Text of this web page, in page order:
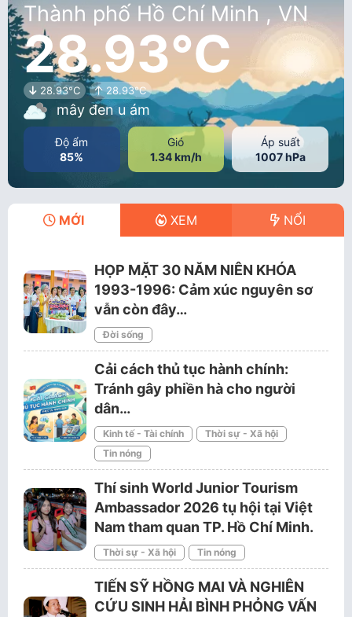
Thành phố Hồ Chí Minh , VN
28.93°C
28.93°C 28.93°C
mây đen u ám
Độ ẩm
85%
Gió
1.34 km/h
Áp suất
1007 hPa
MỚI XEM NỔI
HỌP MẶT 30 NĂM NIÊN KHÓA
1993-1996: Cảm xúc nguyên sơ
vẫn còn đây…
Đời sống
Cải cách thủ tục hành chính:
Tránh gây phiền hà cho người
dân…
Kinh tế - Tài chính
Thời sự - Xã hội
Tin nóng
Thí sinh World Junior Tourism
Ambassador 2026 tụ hội tại Việt
Nam tham quan TP. Hồ Chí Minh.
Thời sự - Xã hội Tin nóng
TIẾN SỸ HỒNG MAI VÀ NGHIÊN
CỨU SINH HẢI BÌNH PHỎNG VẤN